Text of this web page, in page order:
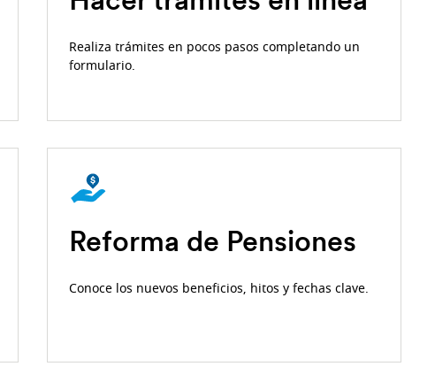
Realiza trámites en pocos pasos completando un
formulario.
Reforma de Pensiones
Conoce los nuevos beneficios, hitos y fechas clave.